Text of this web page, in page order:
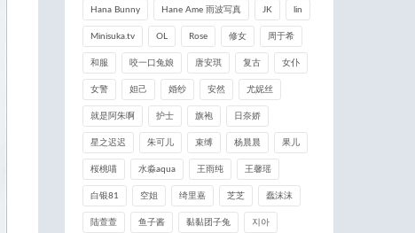
Hana Bunny Hane Ame 雨波写真 JK lin
Minisuka.tv OL Rose 修女 周于希
和服 咬一口兔娘 唐安琪 复古 女仆
女警 妲己 婚纱 安然 尤妮丝
就是阿朱啊 护士 旗袍 日奈娇
星之迟迟 朱可儿 束缚 杨晨晨 果儿
桜桃喵 水淼aqua 王雨纯 王馨瑶
白银81 空姐 绮里嘉 芝芝 蠢沫沫
陆萱萱 鱼子酱 黏黏团子兔 지아